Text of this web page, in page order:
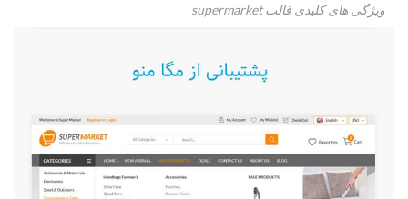
ویژگی های کلیدی قالب supermarket